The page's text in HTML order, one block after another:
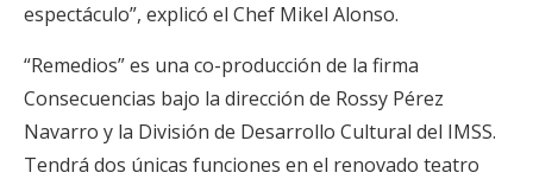
espectáculo”, explicó el Chef Mikel Alonso.
“Remedios” es una co-producción de la firma
Consecuencias bajo la dirección de Rossy Pérez
Navarro y la División de Desarrollo Cultural del IMSS.
Tendrá dos únicas funciones en el renovado teatro